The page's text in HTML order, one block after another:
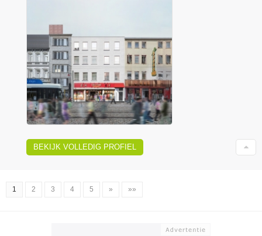
BEKIJK VOLLEDIG PROFIEL
1 2 3 4 5 » »»